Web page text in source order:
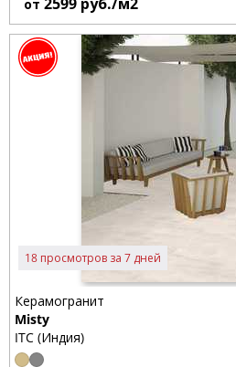
от
18 просмотров за 7 дней
Керамогранит
Misty
ITC (Индия)